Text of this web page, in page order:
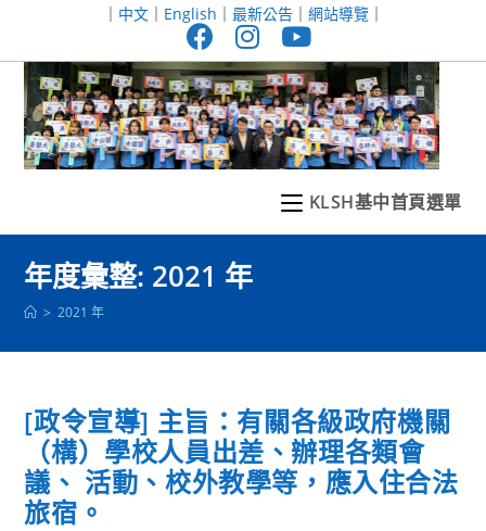
至
｜ 中文｜ English ｜ 最新公告｜ 網站導覽｜
KLSH基中首頁選單
年度彙整: 2021 年
> 2021 年
[政令宣導] 主旨：有關各級政府機關
（構）學校人員出差、辦理各類會
議、 活動、校外教學等，應入住合法
旅宿。